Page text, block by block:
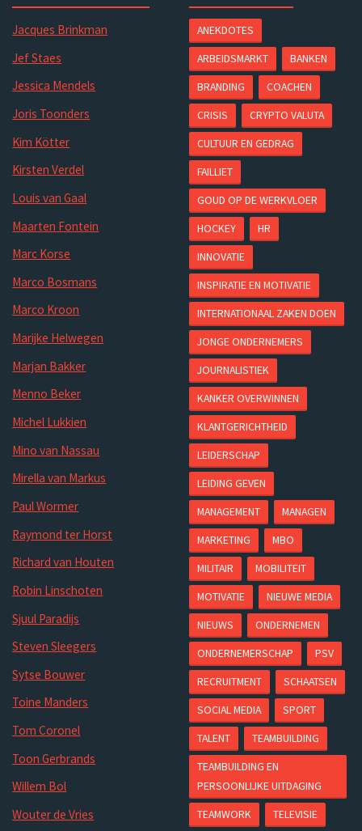
Jacques Brinkman
Jef Staes
Jessica Mendels
Joris Toonders
Kim Kötter
Kirsten Verdel
Louis van Gaal
Maarten Fontein
Marc Korse
Marco Bosmans
Marco Kroon
Marijke Helwegen
Marjan Bakker
Menno Beker
Michel Lukkien
Mino van Nassau
Mirella van Markus
Paul Wormer
Raymond ter Horst
Richard van Houten
Robin Linschoten
Sjuul Paradijs
Steven Sleegers
Sytse Bouwer
Toine Manders
Tom Coronel
Toon Gerbrands
Willem Bol
Wouter de Vries
ANEKDOTES
ARBEIDSMARKT
BANKEN
BRANDING
COACHEN
CRISIS
CRYPTO VALUTA
CULTUUR EN GEDRAG
FAILLIET
GOUD OP DE WERKVLOER
HOCKEY
HR
INNOVATIE
INSPIRATIE EN MOTIVATIE
INTERNATIONAAL ZAKEN DOEN
JONGE ONDERNEMERS
JOURNALISTIEK
KANKER OVERWINNEN
KLANTGERICHTHEID
LEIDERSCHAP
LEIDING GEVEN
MANAGEMENT
MANAGEN
MARKETING
MBO
MILITAIR
MOBILITEIT
MOTIVATIE
NIEUWE MEDIA
NIEUWS
ONDERNEMEN
ONDERNEMERSCHAP
PSV
RECRUITMENT
SCHAATSEN
SOCIAL MEDIA
SPORT
TALENT
TEAMBUILDING
TEAMBUILDING EN
PERSOONLIJKE UITDAGING
TEAMWORK
TELEVISIE